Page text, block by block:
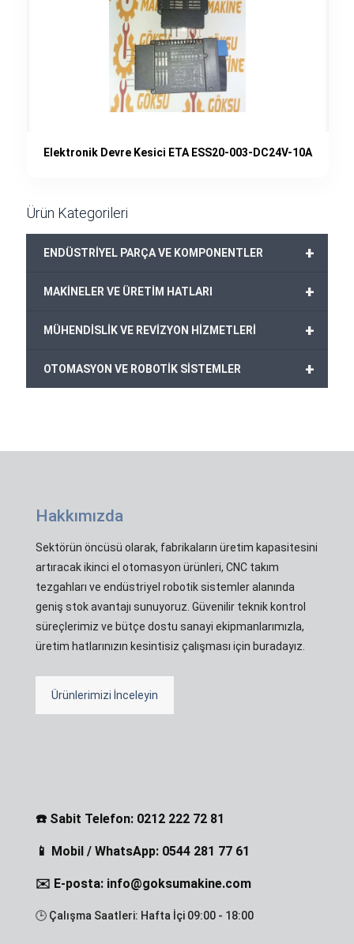
Elektronik Devre Kesici ETA ESS20-003-DC24V-10A
Ürün Kategorileri
+
ENDÜSTRİYEL PARÇA VE KOMPONENTLER
+
MAKİNELER VE ÜRETİM HATLARI
+
MÜHENDİSLİK VE REVİZYON HİZMETLERİ
+
OTOMASYON VE ROBOTİK SİSTEMLER
Hakkımızda
Sektörün öncüsü olarak, fabrikaların üretim kapasitesini
artıracak ikinci el otomasyon ürünleri, CNC takım
tezgahları ve endüstriyel robotik sistemler alanında
geniş stok avantajı sunuyoruz. Güvenilir teknik kontrol
süreçlerimiz ve bütçe dostu sanayi ekipmanlarımızla,
üretim hatlarınızın kesintisiz çalışması için buradayız.
Ürünlerimizi İnceleyin
☎️ Sabit Telefon: 0212 222 72 81
📱 Mobil / WhatsApp: 0544 281 77 61
✉️ E-posta: info@goksumakine.com
🕒 Çalışma Saatleri: Hafta İçi 09:00 - 18:00